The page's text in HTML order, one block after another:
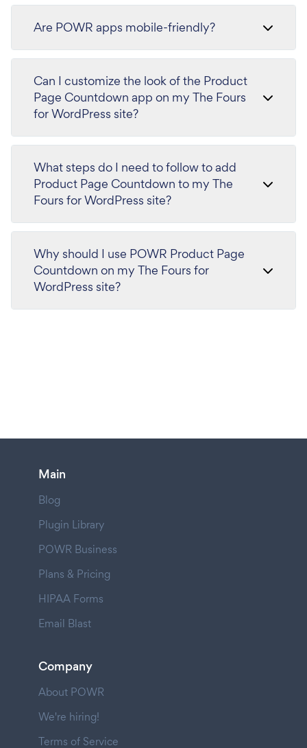
Are POWR apps mobile-friendly?
Can I customize the look of the Product
Page Countdown app on my The Fours
for WordPress site?
What steps do I need to follow to add
Product Page Countdown to my The
Fours for WordPress site?
Why should I use POWR Product Page
Countdown on my The Fours for
WordPress site?
Main
Blog
Plugin Library
POWR Business
Plans & Pricing
HIPAA Forms
Email Blast
Company
About POWR
We're hiring!
Terms of Service